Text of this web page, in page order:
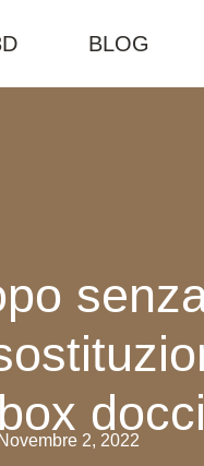
BLOG
Novembre 2, 2022